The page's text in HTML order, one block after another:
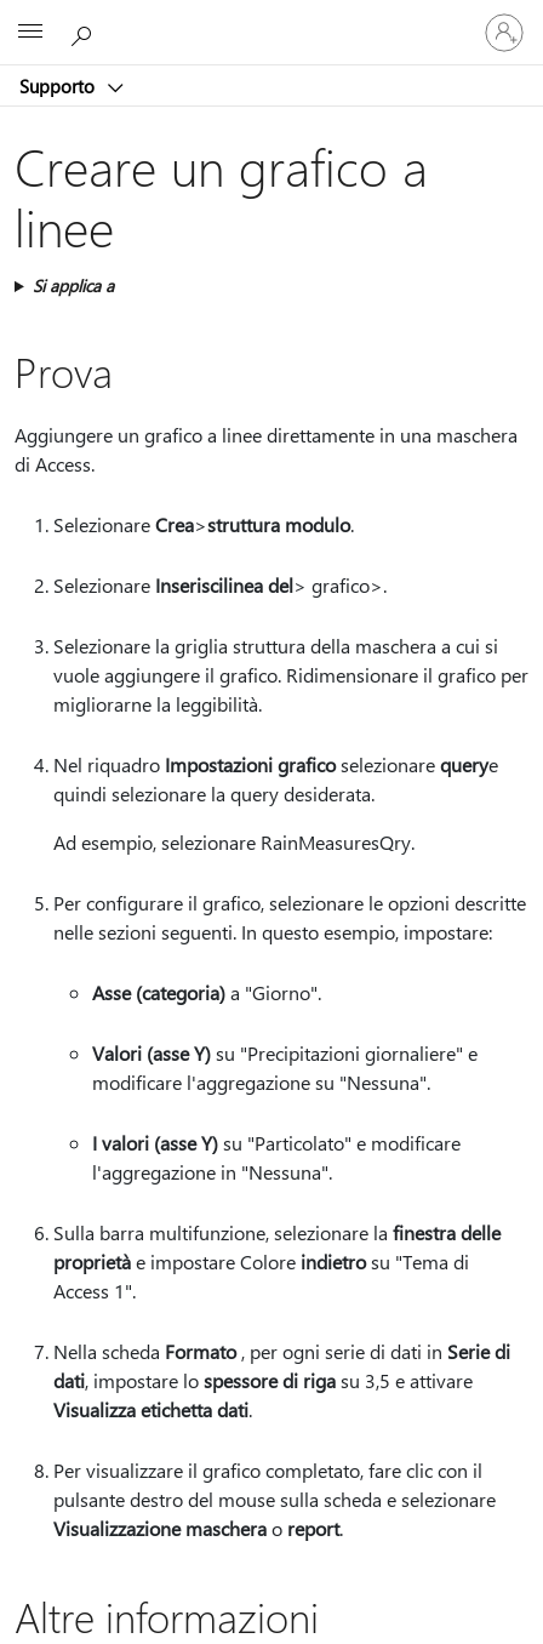
Supporto
Accedi
con
il
account
Creare un grafico a
linee
Si applica a
Prova
Aggiungere un grafico a linee direttamente in una maschera
di Access.
SelezionareCrea>struttura modulo.
Selezionare Inseriscilinea del> grafico>.
Selezionare la griglia struttura della maschera a cui si
vuole aggiungere il grafico. Ridimensionare il grafico per
migliorarne la leggibilità.
Nel riquadro Impostazioni graficoselezionarequerye
quindi selezionare la query desiderata.
Ad esempio, selezionare RainMeasuresQry.
Per configurare il grafico, selezionare le opzioni descritte
nelle sezioni seguenti. In questo esempio, impostare:
Asse (categoria)a "Giorno".
Valori (asse Y)su "Precipitazioni giornaliere" e
modificare l'aggregazione su "Nessuna".
I valori (asse Y)su "Particolato" e modificare
l'aggregazione in "Nessuna".
Sulla barra multifunzione, selezionare la finestra delle
proprietàe impostare Colore indietrosu "Tema di
Access 1".
Nella scheda Formato, per ogni serie di dati in Serie di
dati, impostare lospessore di rigasu 3,5 e attivare
Visualizza etichetta dati.
Per visualizzare il grafico completato, fare clic con il
pulsante destro del mouse sulla scheda e selezionare
Visualizzazione mascherao report.
Altre informazioni